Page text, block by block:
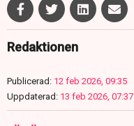
Redaktionen
Publicerad: 12 feb 2026, 09:35
Uppdaterad: 13 feb 2026, 07:37